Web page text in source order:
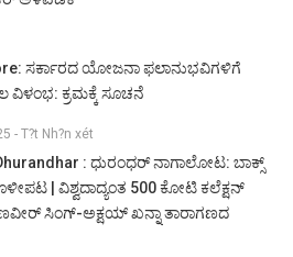
ಸರ್ಕಾರದ ಯೋಜನಾ ಫಲಾನುಭವಿಗಳಿಗೆ
ವಿಳಂಭ: ಕ್ರಮಕ್ಕೆ ಸೂಚನೆ
- T?t Nh?n xét
: ಧುರಂಧರ್ ನಾಗಾಲೋಟ: ಬಾಕ್ಸ್
| ವಿಶ್ವದಾದ್ಯಂತ 500 ಕೋಟಿ ಕಲೆಕ್ಷನ್
ಸಿಂಗ್-ಅಕ್ಷಯ್ ಖನ್ನಾ ತಾರಾಗಣದ